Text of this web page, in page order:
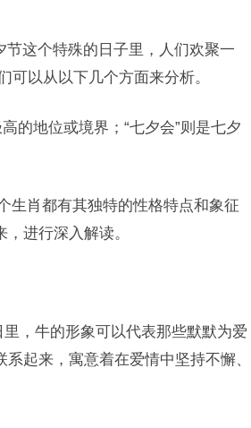
节这个特殊的日子里，人们欢聚一
以从以下几个方面来分析。
的地位或境界；“七夕会”则是七夕
生肖都有其独特的性格特点和象征
进行深入解读。
，牛的形象可以代表那些默默为爱
起来，寓意着在爱情中坚持不懈、